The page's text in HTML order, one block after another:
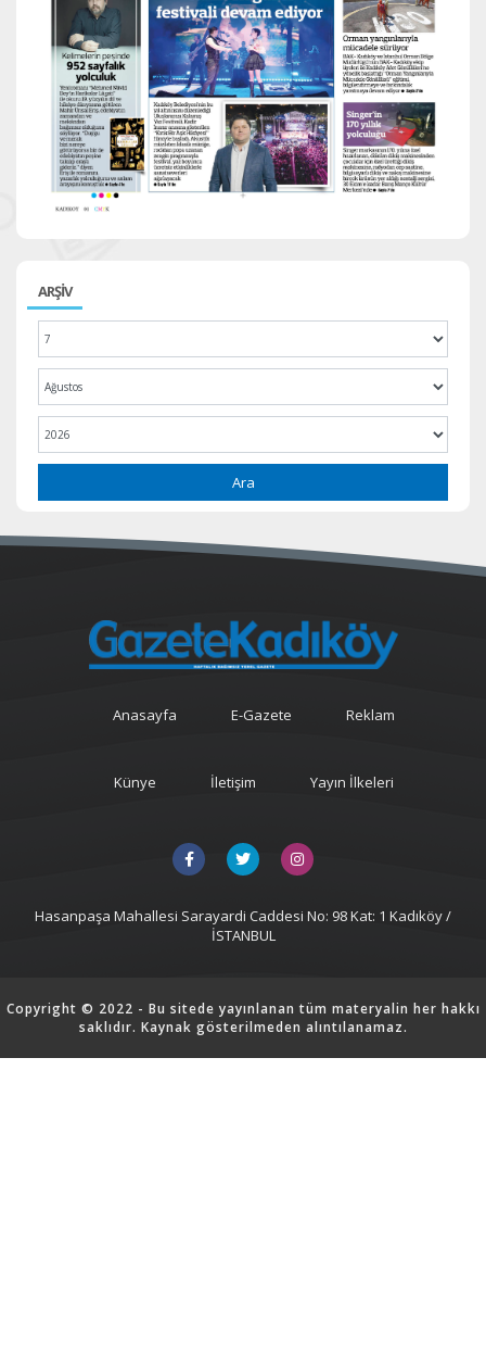
ARŞİV
Ara
Anasayfa E-Gazete Reklam
Künye İletişim Yayın İlkeleri
Hasanpaşa Mahallesi Sarayardi Caddesi No: 98 Kat: 1 Kadıköy /
İSTANBUL
Copyright © 2022 - Bu sitede yayınlanan tüm materyalin her hakkı
saklıdır. Kaynak gösterilmeden alıntılanamaz.